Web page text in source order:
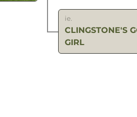
ie.
CLINGSTONE'S
GIRL